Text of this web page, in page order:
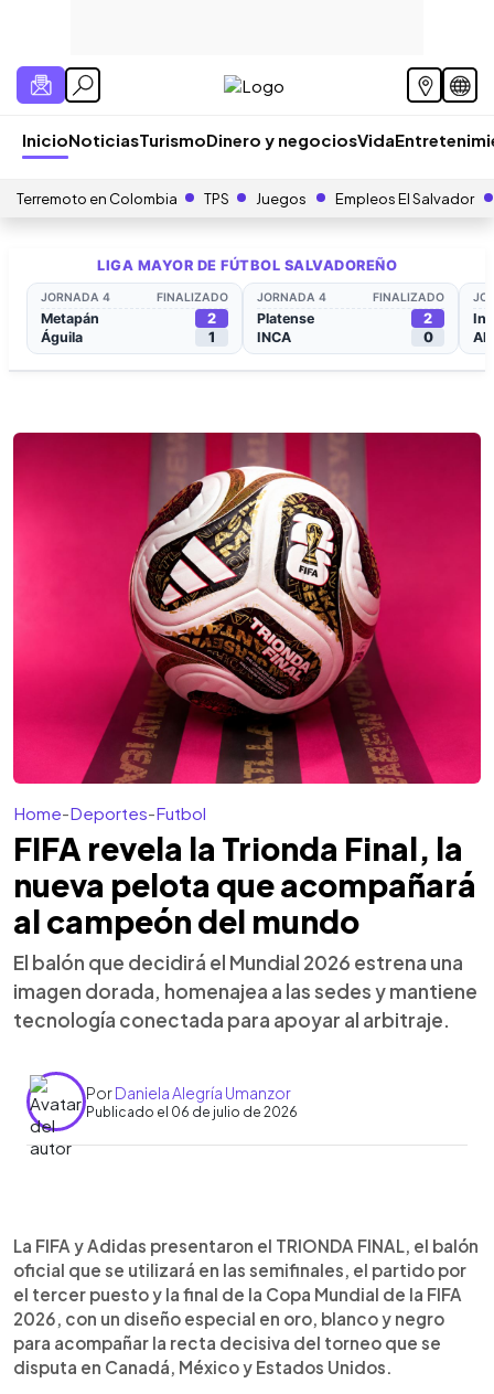
InicioNoticiasTurismoDinero y negociosVida
Terremoto en Colombia TPS Juegos Empleos El Salvador
Home-Deportes-Futbol
FIFA revela la Trionda Final, la
nueva pelota que acompañará
al campeón del mundo
El balón que decidirá el Mundial 2026 estrena una
imagen dorada, homenajea a las sedes y mantiene
tecnología conectada para apoyar al arbitraje.
PorDaniela Alegría Umanzor
Publicado el 06 de julio de 2026
► Escuchar artículo
El TRIONDA FINAL será el balón oficial de las
semifinales, el partido por el tercer puesto y la
final del Mundial 2026. Su diseño en oro, blanco y
negro está inspirado en el trofeo de la Copa
Mundial, mantiene referencias a Canadá, México y
Estados Unidos, rinde homenaje a las 16 ciudades
anfitrionas y conserva la tecnología conectada de
La FIFA y Adidas presentaron el TRIONDA FINAL, el balón
oficial que se utilizará en las semifinales, el partido por
el tercer puesto y la final de la Copa Mundial de la FIFA
2026, con un diseño especial en oro, blanco y negro
para acompañar la recta decisiva del torneo que se
disputa en Canadá, México y Estados Unidos.